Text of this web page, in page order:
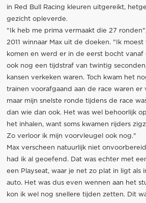
in Red Bull Racing kleuren uitgereikt,
gezicht opleverde.
"Ik heb me prima vermaakt die 27
2011 winnaar Max uit de doeken. "Ik
komen en werd er in de eerst bocht vanaf
ook nog een tijdstraf van twintig
kansen verkeken waren. Toch kwam het
trainen voorafgaand aan de race waren er
maar mijn snelste ronde tijdens de race
dan wie dan ook. Het was wel behoorlijk
het inhalen, want soms kwamen rijders
Zo verloor ik mijn voorvleugel ook nog."
Max verscheen natuurlijk niet
had ik al geoefend. Dat was echter met
een Playseat, waar je net zo plat in ligt als
auto. Het was dus even wennen aan het
kon ik wel nog snellere tijden zetten. Dit